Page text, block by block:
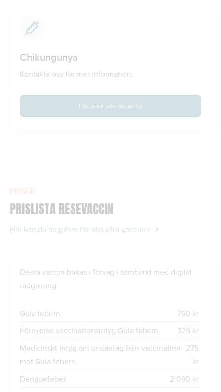
Chikungunya
Kontakta oss för mer information.
Läs mer och boka tid
PRISER
PRISLISTA RESEVACCIN
Här kan du se priser för alla våra vacciner
Dessa vaccin bokas i förväg i samband med digital
rådgivning:
Gula febern
750 kr
Förnyelse vaccinationsintyg Gula febern
325 kr
Medicinskt intyg om undantag från vaccination
mot Gula febern
275
kr
Denguefeber
2 090 kr